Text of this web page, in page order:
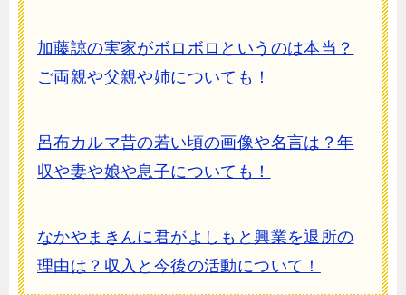
加藤諒の実家がボロボロというのは本当？
ご両親や父親や姉についても！
呂布カルマ昔の若い頃の画像や名言は？年
収や妻や娘や息子についても！
なかやまきんに君がよしもと興業を退所の
理由は？収入と今後の活動について！